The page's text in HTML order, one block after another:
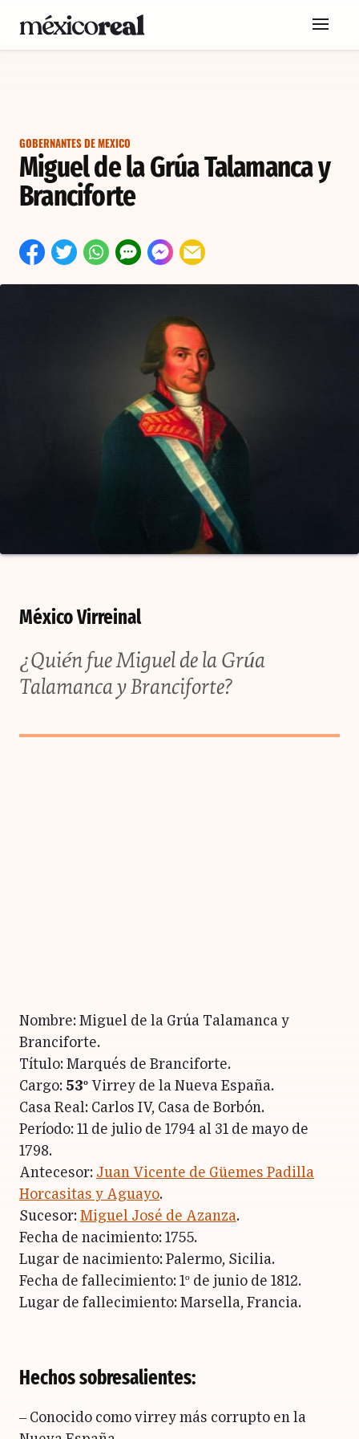
GOBERNANTES DE MEXICO
Miguel de la Grúa Talamanca y
Branciforte
México Virreinal
¿Quién fue Miguel de la Grúa
Talamanca y Branciforte?
Nombre: Miguel de la Grúa Talamanca y
Branciforte.
Título: Marqués de Branciforte.
Cargo: 53º Virrey de la Nueva España.
Casa Real: Carlos IV, Casa de Borbón.
Período: 11 de julio de 1794 al 31 de mayo de
1798.
Antecesor: Juan Vicente de Güemes Padilla
Horcasitas y Aguayo.
Sucesor: Miguel José de Azanza.
Fecha de nacimiento: 1755.
Lugar de nacimiento: Palermo, Sicilia.
Fecha de fallecimiento: 1º de junio de 1812.
Lugar de fallecimiento: Marsella, Francia.
Hechos sobresalientes:
– Conocido como virrey más corrupto en la